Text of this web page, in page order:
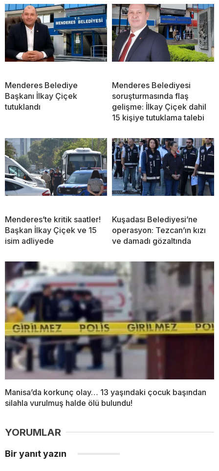
Menderes Belediye
Başkanı İlkay Çiçek
tutuklandı
Menderes Belediyesi
soruşturmasında flaş
gelişme: İlkay Çiçek dahil
15 kişiye tutuklama talebi
Menderes’te kritik saatler!
Başkan İlkay Çiçek ve 15
isim adliyede
Kuşadası Belediyesi’ne
operasyon: Tezcan’ın kızı
ve damadı gözaltında
Manisa’da korkunç olay… 13 yaşındaki çocuk başından
silahla vurulmuş halde ölü bulundu!
YORUMLAR
Bir yanıt yazın